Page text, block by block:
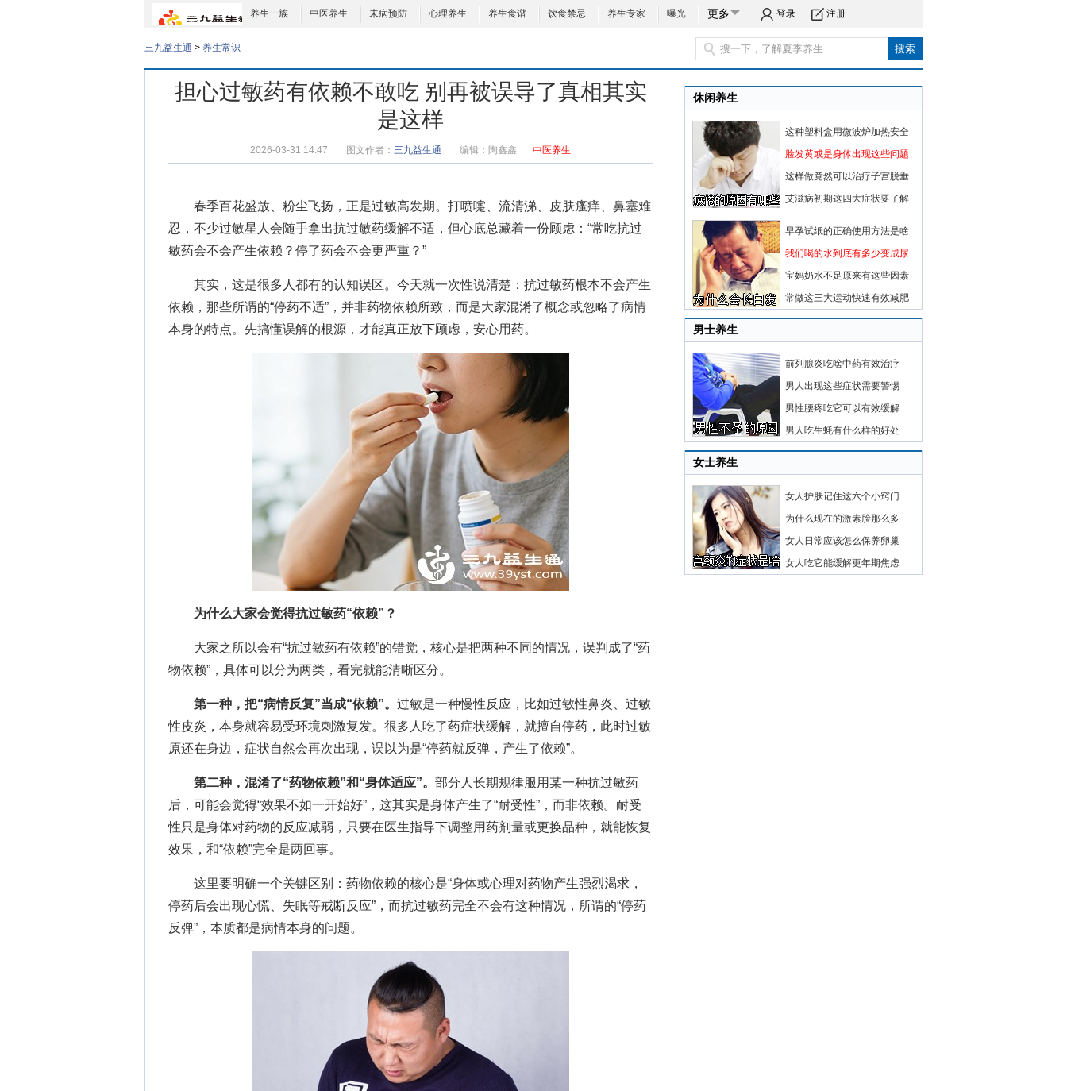
养生一族 中医养生 未病预防 心理养生 养生食谱 饮食禁忌 养生专家 曝光 更多 登录 注册
三九益生通 > 养生常识
担心过敏药有依赖不敢吃 别再被误导了真相其实
是这样
2026-03-31 14:47 图文作者： 三九益生通 编辑： 陶鑫鑫 中医养生
春季百花盛放、粉尘飞扬，正是过敏高发期。打喷嚏、流清涕、皮肤瘙痒、鼻塞难
忍，不少过敏星人会随手拿出抗过敏药缓解不适，但心底总藏着一份顾虑：“常吃抗过
敏药会不会产生依赖？停了药会不会更严重？”
其实，这是很多人都有的认知误区。今天就一次性说清楚：抗过敏药根本不会产生
依赖，那些所谓的“停药不适”，并非药物依赖所致，而是大家混淆了概念或忽略了病情
本身的特点。先搞懂误解的根源，才能真正放下顾虑，安心用药。
为什么大家会觉得抗过敏药“依赖”？
大家之所以会有“抗过敏药有依赖”的错觉，核心是把两种不同的情况，误判成了“药
物依赖”，具体可以分为两类，看完就能清晰区分。
第一种，把“病情反复”当成“依赖”。 过敏是一种慢性反应，比如过敏性鼻炎、过敏
性皮炎，本身就容易受环境刺激复发。很多人吃了药症状缓解，就擅自停药，此时过敏
原还在身边，症状自然会再次出现，误以为是“停药就反弹，产生了依赖”。
第二种，混淆了“药物依赖”和“身体适应”。 部分人长期规律服用某一种抗过敏药
后，可能会觉得“效果不如一开始好”，这其实是身体产生了“耐受性”，而非依赖。耐受
性只是身体对药物的反应减弱，只要在医生指导下调整用药剂量或更换品种，就能恢复
效果，和“依赖”完全是两回事。
这里要明确一个关键区别：药物依赖的核心是“身体或心理对药物产生强烈渴求，
停药后会出现心慌、失眠等戒断反应”，而抗过敏药完全不会有这种情况，所谓的“停药
反弹”，本质都是病情本身的问题。
休闲养生
这种塑料盒用微波炉加热安全
脸发黄或是身体出现这些问题
这样做竟然可以治疗子宫脱垂
艾滋病初期这四大症状要了解
早孕试纸的正确使用方法是啥
我们喝的水到底有多少变成尿
宝妈奶水不足原来有这些因素
常做这三大运动快速有效减肥
男士养生
前列腺炎吃啥中药有效治疗
男人出现这些症状需要警惕
男性腰疼吃它可以有效缓解
男人吃生蚝有什么样的好处
女士养生
女人护肤记住这六个小窍门
为什么现在的激素脸那么多
女人日常应该怎么保养卵巢
女人吃它能缓解更年期焦虑